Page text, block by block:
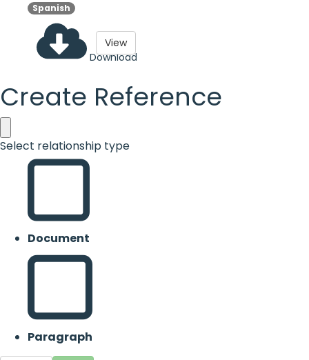
Spanish
Download
View
Create Reference
Select relationship type
Document
Paragraph